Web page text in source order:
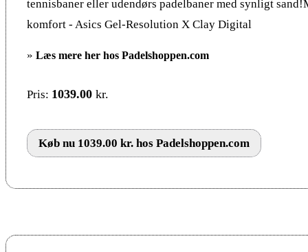
tennisbaner eller udendørs padelbaner med synligt
komfort - Asics Gel-Resolution X Clay Digital
» Læs mere her hos Padelshoppen.com
Pris: 1039.00 kr.
Køb nu 1039.00 kr. hos Padelshoppen.com